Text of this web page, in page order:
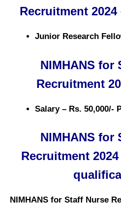
Recruitment
Junior Research
NIMHANS for
Recruitment
Salary – Rs. 50,000/-
NIMHANS for
Recruitment
NIMHANS for Staff Nurse